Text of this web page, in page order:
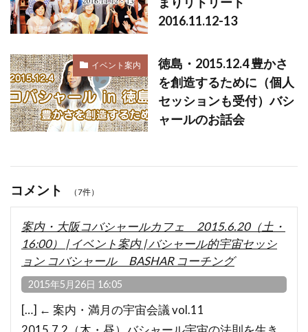
2016.11.12-13
イベント案内
徳島・2015.12.4 豊かさ
を創造するために（個人
セッションも受付）バシ
ャールのお話会
コメント （7件）
案内・大阪コバシャールカフェ 2015.6.20（土・
16:00） | イベント案内 | バシャール的宇宙セッシ
ョン コバシャール BASHAR コーチング
2015年5月26日 16:05
[…] ← 案内・満月の宇宙会議 vol.11